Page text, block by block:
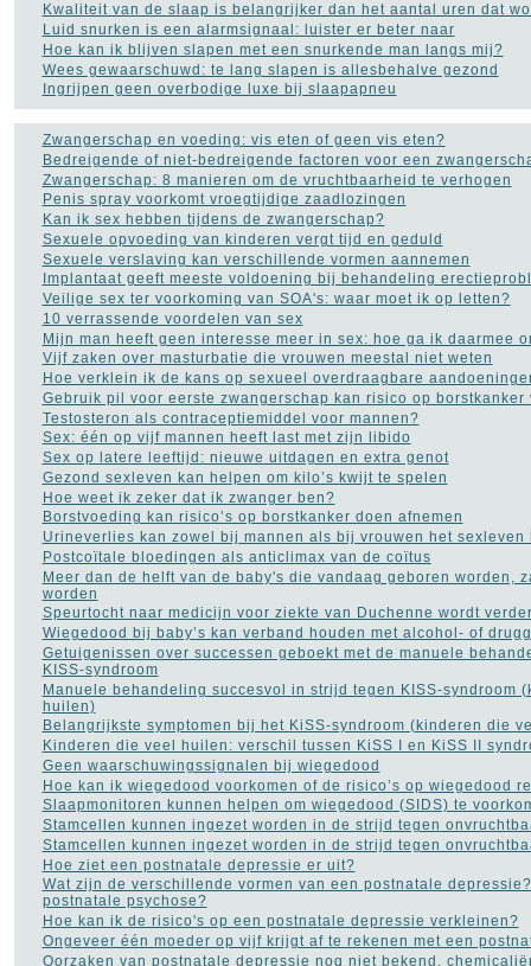
TAGS IN CLOUD
Alcohol Alzheimer Depressie
DieetGezondheid
A tot Z Griep Hart- en
vaatziekten Kanker
Opvoeding en zwangerschap
Sex Slapeloosheid
Voedingssupplementen
more tags
Aambeien speen
ADHD(37)
Afasie(4)
Alcohol
Allergie (44)
Alzheimer (110)
Andere vormen van
kanker(36)
Angstaanvallen(40)
Asperger(17)
Autisme(47)
Bedwateren(8)
Beroerte(27)
Bloed in de stoelgang(3)
Borderline(31)
Borstkanker(69)
Botox(5)
Cholesterol(22)
Chronisch
vermoeidheidssyndroom
CVS(10)
Constipatie(30)
Darmkanker(35)
Depressie(101)
Diabetes(51)
Dieet(302)
Drugs
Dyslexie (20)
Epilepsie(33)
Fibromyalgie(73)
Gezond leven
Gezonde voeding (21)
Gezondheid A tot Z(204)
Gilles de la Tourette(2)
Glaucoom(11)
Griep(115)
Haaruitval(29)
Kwaliteit van de slaap is belangrijker dan het aantal uren dat
Luid snurken is een alarmsignaal: luister er beter naar
Hoe kan ik blijven slapen met een snurkende man langs mij?
Wees gewaarschuwd: te lang slapen is allesbehalve gezond
Ingrijpen geen overbodige luxe bij slaapapneu
Zwangerschap en voeding: vis eten of geen vis eten?
Bedreigende of niet-bedreigende factoren voor een
Zwangerschap: 8 manieren om de vruchtbaarheid te verhogen
Penis spray voorkomt vroegtijdige zaadlozingen
Kan ik sex hebben tijdens de zwangerschap?
Sexuele opvoeding van kinderen vergt tijd en geduld
Sexuele verslaving kan verschillende vormen aannemen
Implantaat geeft meeste voldoening bij behandeling
Veilige sex ter voorkoming van SOA's: waar moet ik op letten?
10 verrassende voordelen van sex
Mijn man heeft geen interesse meer in sex: hoe ga ik daarmee
Vijf zaken over masturbatie die vrouwen meestal niet weten
Hoe verklein ik de kans op sexueel overdraagbare
Gebruik pil voor eerste zwangerschap kan risico op borstkanker
Testosteron als contraceptiemiddel voor mannen?
Sex: één op vijf mannen heeft last met zijn libido
Sex op latere leeftijd: nieuwe uitdagen en extra genot
Gezond sexleven kan helpen om kilo’s kwijt te spelen
Hoe weet ik zeker dat ik zwanger ben?
Borstvoeding kan risico’s op borstkanker doen afnemen
Urineverlies kan zowel bij mannen als bij vrouwen het sexleven
Postcoïtale bloedingen als anticlimax van de coïtus
Meer dan de helft van de baby's die vandaag geboren worden,
worden
Speurtocht naar medicijn voor ziekte van Duchenne wordt
Wiegedood bij baby’s kan verband houden met alcohol- of
Getuigenissen over successen geboekt met de manuele
KISS-syndroom
Manuele behandeling succesvol in strijd tegen KISS-syndroom
huilen)
Belangrijkste symptomen bij het KiSS-syndroom (kinderen die
Kinderen die veel huilen: verschil tussen KiSS I en KiSS II
Geen waarschuwingssignalen bij wiegedood
Hoe kan ik wiegedood voorkomen of de risico’s op wiegedood
Slaapmonitoren kunnen helpen om wiegedood (SIDS) te
Stamcellen kunnen ingezet worden in de strijd tegen
Stamcellen kunnen ingezet worden in de strijd tegen
Hoe ziet een postnatale depressie er uit?
Wat zijn de verschillende vormen van een postnatale
postnatale psychose?
Hoe kan ik de risico's op een postnatale depressie verkleinen?
Ongeveer één moeder op vijf krijgt af te rekenen met een
Oorzaken van postnatale depressie nog niet bekend,